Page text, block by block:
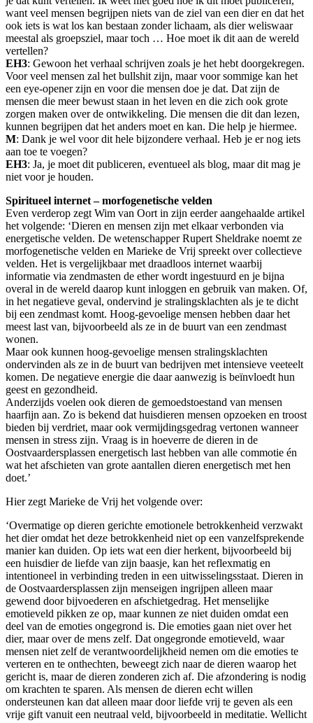
want veel mensen begrijpen niets van de ziel van een dier en dat het
ook iets is wat los kan bestaan zonder lichaam, als dier weliswaar
meestal als groepsziel, maar toch … Hoe moet ik dit aan de wereld
vertellen?
EH3: Gewoon het verhaal schrijven zoals je het hebt doorgekregen.
Voor veel mensen zal het bullshit zijn, maar voor sommige kan het
een eye-opener zijn en voor die mensen doe je dat. Dat zijn de
mensen die meer bewust staan in het leven en die zich ook grote
zorgen maken over de ontwikkeling. Die mensen die dit dan lezen,
kunnen begrijpen dat het anders moet en kan. Die help je hiermee.
M: Dank je wel voor dit hele bijzondere verhaal. Heb je er nog iets
aan toe te voegen?
EH3: Ja, je moet dit publiceren, eventueel als blog, maar dit mag je
niet voor je houden.
Spiritueel internet – morfogenetische velden
Even verderop zegt Wim van Oort in zijn eerder aangehaalde artikel
het volgende: ‘Dieren en mensen zijn met elkaar verbonden via
energetische velden. De wetenschapper Rupert Sheldrake noemt ze
morfogenetische velden en Marieke de Vrij spreekt over collectieve
velden. Het is vergelijkbaar met draadloos internet waarbij
informatie via zendmasten de ether wordt ingestuurd en je bijna
overal in de wereld daarop kunt inloggen en gebruik van maken. Of,
in het negatieve geval, ondervind je stralingsklachten als je te dicht
bij een zendmast komt. Hoog-gevoelige mensen hebben daar het
meest last van, bijvoorbeeld als ze in de buurt van een zendmast
wonen.
Maar ook kunnen hoog-gevoelige mensen stralingsklachten
ondervinden als ze in de buurt van bedrijven met intensieve veeteelt
komen. De negatieve energie die daar aanwezig is beïnvloedt hun
geest en gezondheid.
Anderzijds voelen ook dieren de gemoedstoestand van mensen
haarfijn aan. Zo is bekend dat huisdieren mensen opzoeken en troost
bieden bij verdriet, maar ook vermijdingsgedrag vertonen wanneer
mensen in stress zijn. Vraag is in hoeverre de dieren in de
Oostvaardersplassen energetisch last hebben van alle commotie én
wat het afschieten van grote aantallen dieren energetisch met hen
doet.’
Hier zegt Marieke de Vrij het volgende over:
‘Overmatige op dieren gerichte emotionele betrokkenheid verzwakt
het dier omdat het deze betrokkenheid niet op een vanzelfsprekende
manier kan duiden. Op iets wat een dier herkent, bijvoorbeeld bij
een huisdier de liefde van zijn baasje, kan het reflexmatig en
intentioneel in verbinding treden in een uitwisselingsstaat. Dieren in
de Oostvaardersplassen zijn menseigen ingrijpen alleen maar
gewend door bijvoederen en afschietgedrag. Het menselijke
emotieveld pikken ze op, maar kunnen ze niet duiden omdat een
deel van de emoties ongegrond is. Die emoties gaan niet over het
dier, maar over de mens zelf. Dat ongegronde emotieveld, waar
mensen niet zelf de verantwoordelijkheid nemen om die emoties te
verteren en te onthechten, beweegt zich naar de dieren waarop het
gericht is, maar de dieren zonderen zich af. Die afzondering is nodig
om krachten te sparen. Als mensen de dieren echt willen
ondersteunen kan dat alleen maar door liefde vrij te geven als een
vrije gift vanuit een neutraal veld, bijvoorbeeld in meditatie. Wellicht